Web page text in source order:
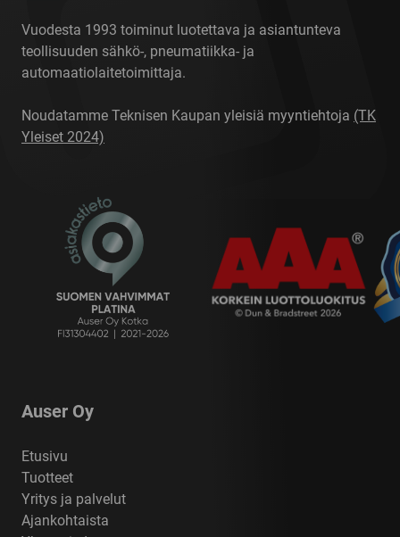
Vuodesta 1993 toiminut luotettava ja asiantunteva
teollisuuden sähkö-, pneumatiikka- ja
automaatiolaitetoimittaja.
Noudatamme Teknisen Kaupan yleisiä myyntiehtoja (TK
Yleiset 2024)
Auser Oy
Etusivu
Tuotteet
Yritys ja palvelut
Ajankohtaista